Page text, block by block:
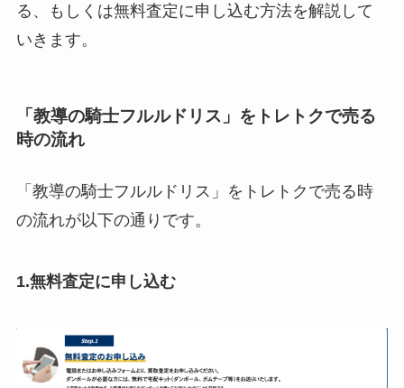
る、もしくは無料査定に申し込む方法を解説して
いきます。
「教導の騎士フルルドリス」をトレトクで売る
時の流れ
「教導の騎士フルルドリス」をトレトクで売る時
の流れが以下の通りです。
1.無料査定に申し込む